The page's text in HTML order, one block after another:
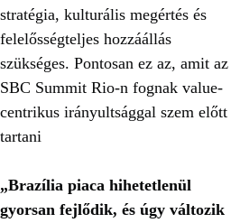
straté­gia, kulturális megértés és
felelősségteljes hozzáállás
szükséges. Pontosan ez az, amit az
SBC Summit Rio-n fognak value-
centrikus irányultsággal szem előtt
tartani
„Brazília piaca hihetetlenül
gyorsan fejlődik, és úgy változik